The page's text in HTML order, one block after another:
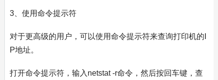
3、使用命令提示符
对于更高级的用户，可以使用命令提示符来查询打印机的I
P地址。
打开命令提示符，输入netstat -r命令，然后按回车键，查